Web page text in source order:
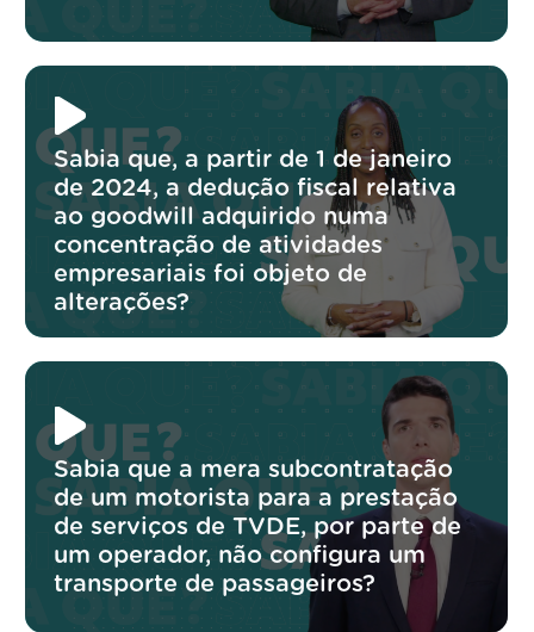
Sabia que, a partir de 1 de janeiro
de 2024, a dedução fiscal relativa
ao goodwill adquirido numa
concentração de atividades
empresariais foi objeto de
alterações?
Sabia que a mera subcontratação
de um motorista para a prestação
de serviços de TVDE, por parte de
um operador, não configura um
transporte de passageiros?